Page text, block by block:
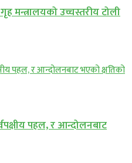
मन्त्रालयको उच्चस्तरीय टोली
पहल, र आन्दोलनबाट